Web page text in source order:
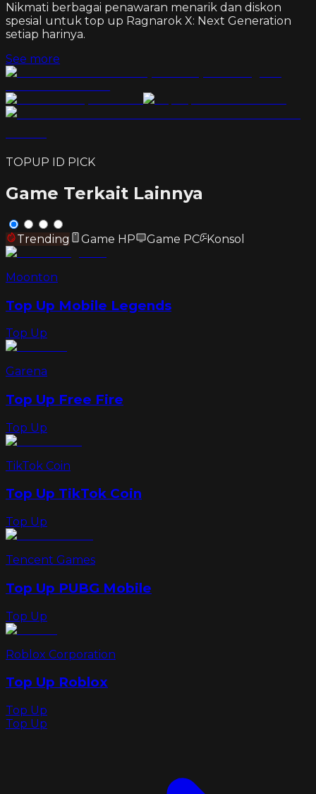
Nikmati berbagai penawaran menarik dan diskon
spesial untuk top up Ragnarok X: Next Generation
setiap harinya.
See more
TOPUP ID PICK
Game Terkait Lainnya
Trending Game HP Game PC Konsol
Moonton
Top Up Mobile Legends
Top Up
Garena
Top Up Free Fire
Top Up
TikTok Coin
Top Up TikTok Coin
Top Up
Tencent Games
Top Up PUBG Mobile
Top Up
Roblox Corporation
Top Up Roblox
Top Up
Top Up